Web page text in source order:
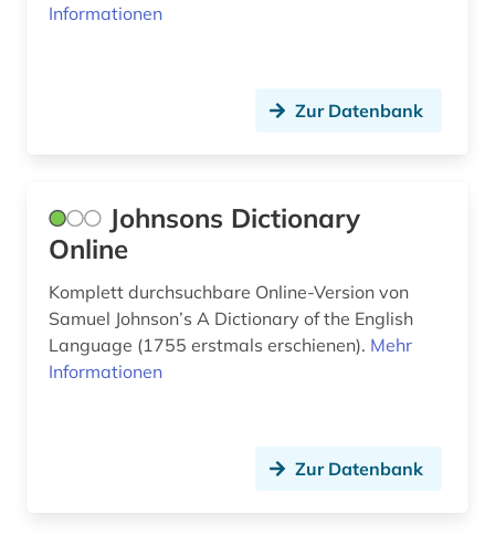
film (2)
französisch (41)
fremdsprache (2)
fremdwort (3)
Informationen
Zur Datenbank
Johnsons Dictionary
Online
Komplett durchsuchbare Online-Version von
Samuel Johnson’s A Dictionary of the English
Language (1755 erstmals erschienen). Mehr
Informationen
Zur Datenbank